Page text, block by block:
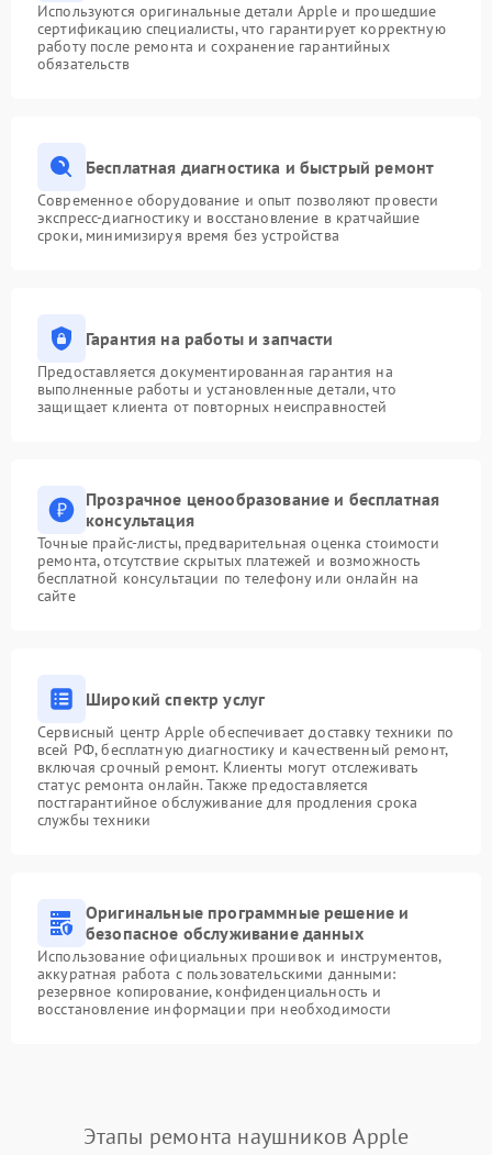
Используются оригинальные детали Apple и прошедшие
сертификацию специалисты, что гарантирует корректную
работу после ремонта и сохранение гарантийных
обязательств
Бесплатная диагностика и быстрый ремонт
Современное оборудование и опыт позволяют провести
экспресс-диагностику и восстановление в кратчайшие
сроки, минимизируя время без устройства
Гарантия на работы и запчасти
Предоставляется документированная гарантия на
выполненные работы и установленные детали, что
защищает клиента от повторных неисправностей
Прозрачное ценообразование и бесплатная
консультация
Точные прайс-листы, предварительная оценка стоимости
ремонта, отсутствие скрытых платежей и возможность
бесплатной консультации по телефону или онлайн на
сайте
Широкий спектр услуг
Сервисный центр Apple обеспечивает доставку техники по
всей РФ, бесплатную диагностику и качественный ремонт,
включая срочный ремонт. Клиенты могут отслеживать
статус ремонта онлайн. Также предоставляется
постгарантийное обслуживание для продления срока
службы техники
Оригинальные программные решение и
безопасное обслуживание данных
Использование официальных прошивок и инструментов,
аккуратная работа с пользовательскими данными:
резервное копирование, конфиденциальность и
восстановление информации при необходимости
Этапы ремонта наушников Apple